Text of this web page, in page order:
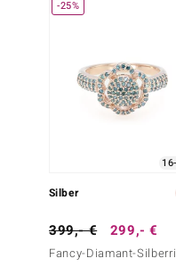
BY DE MELO
-25%
Silber
399,- € 299,- €
Fancy-Diamant-